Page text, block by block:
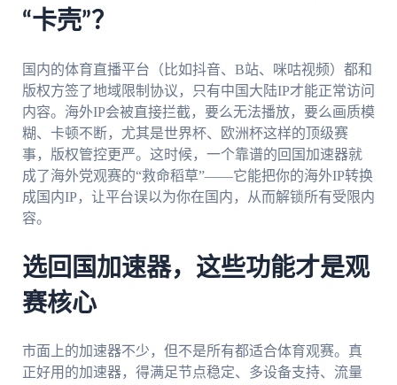
“卡壳”？
国内的体育直播平台（比如抖音、B站、咪咕视频）都和
版权方签了地域限制协议，只有中国大陆IP才能正常访问
内容。海外IP会被直接拦截，要么无法播放，要么画质模
糊、卡顿不断，尤其是世界杯、欧洲杯这样的顶级赛
事，版权管控更严。这时候，一个靠谱的回国加速器就
成了海外党观赛的“救命稻草”——它能把你的海外IP转换
成国内IP，让平台误以为你在国内，从而解锁所有受限内
容。
选回国加速器，这些功能才是观
赛核心
市面上的加速器不少，但不是所有都适合体育观赛。真
正好用的加速器，得满足节点稳定、多设备支持、流量